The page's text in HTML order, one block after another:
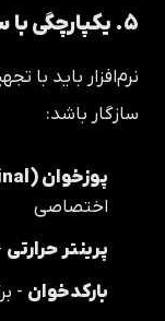
۵. یکپارچگی با سخت‌افزارها
نرم‌افزار باید با
سازگار باشد:
پوزخوان (POS Terminal)
اختصاصی
پرینتر حرارتی
بارکدخوان -